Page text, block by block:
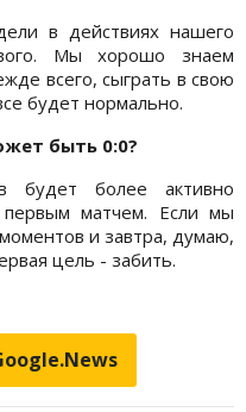
в действиях нашего
Мы хорошо знаем
всего, сыграть в свою
будет нормально.
быть 0:0?
более активно
матчем. Если мы
и завтра, думаю,
цель - забить.